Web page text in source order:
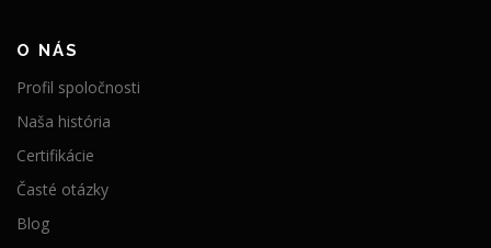
O NÁS
Profil spoločnosti
Naša história
Certifikácie
Časté otázky
Blog